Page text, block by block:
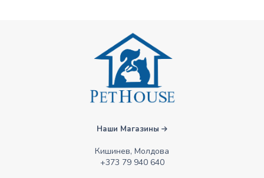
Наши Магазины
Кишинев, Молдова
+373 79 940 640